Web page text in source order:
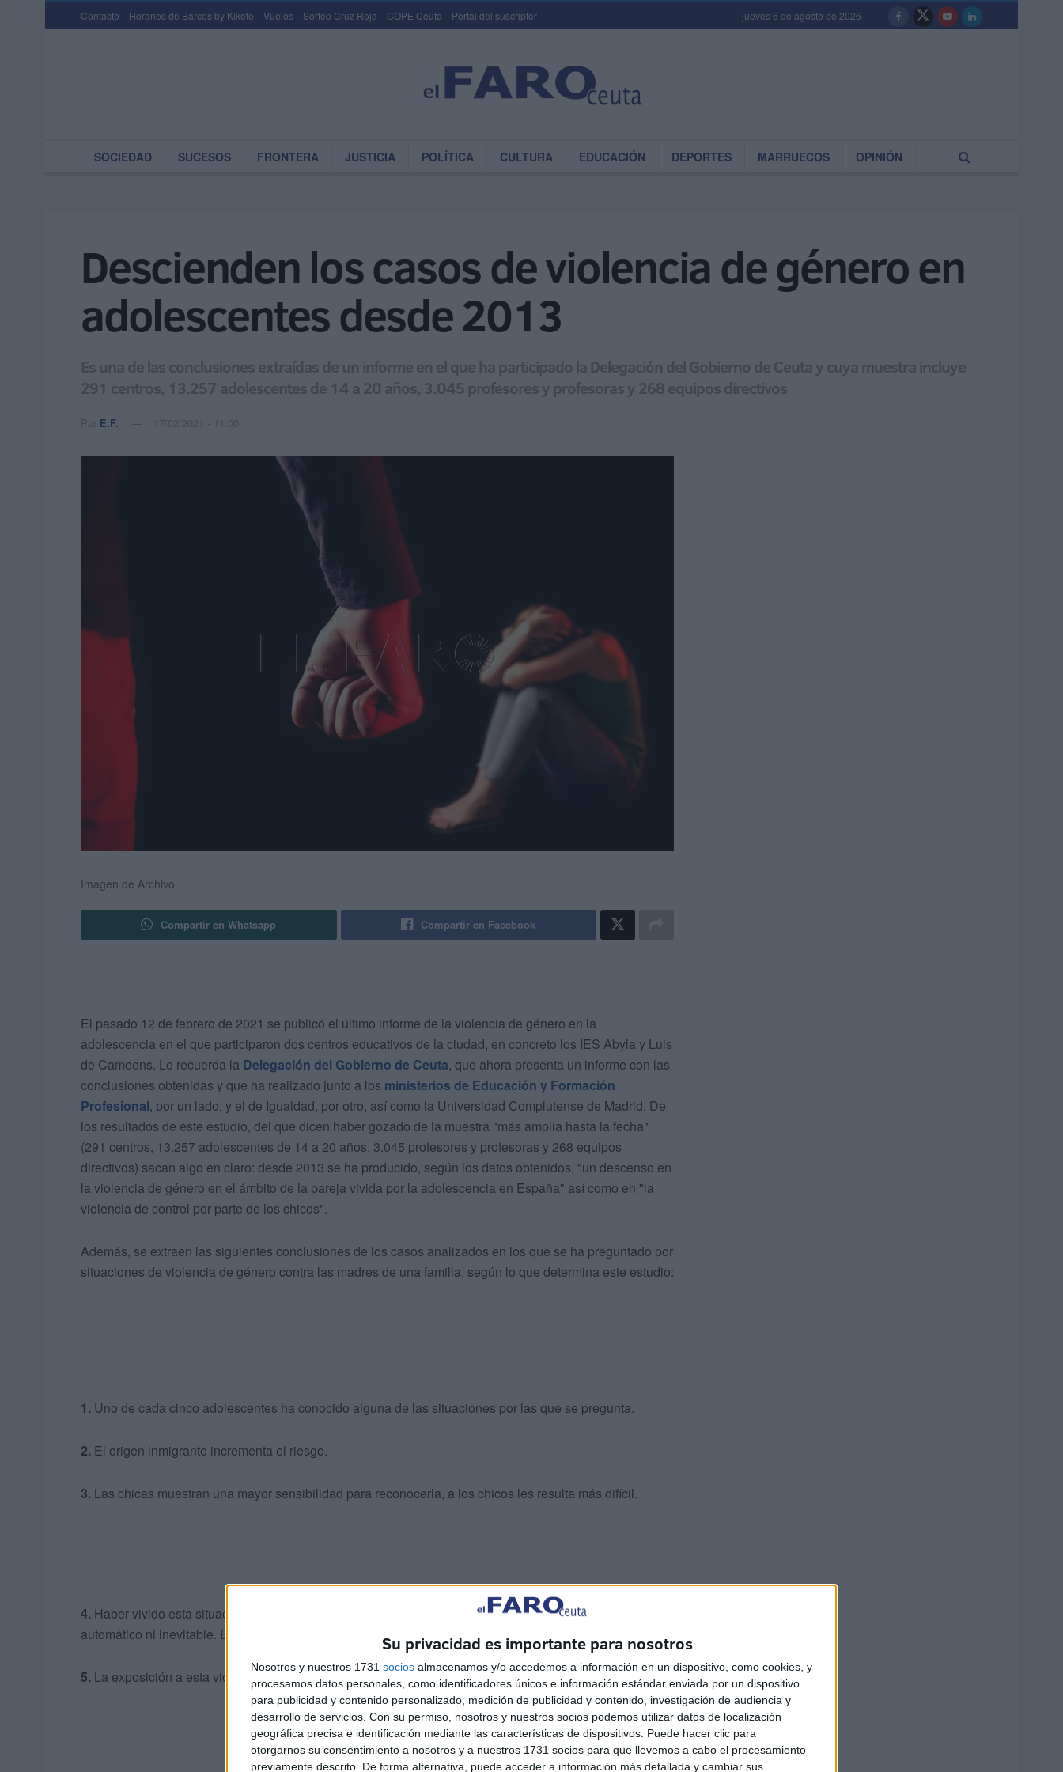
Su privacidad es importante para nosotros
Nosotros y nuestros 1731 socios almacenamos y/o accedemos a información en un dispositivo, como cookies, y
procesamos datos personales, como identificadores únicos e información estándar enviada por un dispositivo
para publicidad y contenido personalizado, medición de publicidad y contenido, investigación de audiencia y
desarrollo de servicios. Con su permiso, nosotros y nuestros socios podemos utilizar datos de localización
geográfica precisa e identificación mediante las características de dispositivos. Puede hacer clic para
otorgarnos su consentimiento a nosotros y a nuestros 1731 socios para que llevemos a cabo el procesamiento
previamente descrito. De forma alternativa, puede acceder a información más detallada y cambiar sus
Contacto Horarios de Barcos by Kikoto Vuelos Sorteo Cruz Roja COPE Ceuta Portal del suscriptor jueves 6 de agosto de 2026
SOCIEDAD SUCESOS FRONTERA JUSTICIA POLÍTICA CULTURA EDUCACIÓN DEPORTES MARRUECOS OPINIÓN
Descienden los casos de violencia de género en
adolescentes desde 2013
Es una de las conclusiones extraídas de un informe en el que ha participado la Delegación del Gobierno de Ceuta y cuya muestra incluye
291 centros, 13.257 adolescentes de 14 a 20 años, 3.045 profesores y profesoras y 268 equipos directivos
Por E.F. 17/02/2021 - 11:00
Imagen de Archivo
Compartir en Whatsapp Compartir en Facebook
El pasado 12 de febrero de 2021 se publicó el último informe de la violencia de género en la
adolescencia en el que participaron dos centros educativos de la ciudad, en concreto los IES Abyla y Luis
de Camoens. Lo recuerda la Delegación del Gobierno de Ceuta, que ahora presenta un informe con las
conclusiones obtenidas y que ha realizado junto a los ministerios de Educación y Formación
Profesional, por un lado, y el de Igualdad, por otro, así como la Universidad Complutense de Madrid. De
los resultados de este estudio, del que dicen haber gozado de la muestra "más amplia hasta la fecha"
(291 centros, 13.257 adolescentes de 14 a 20 años, 3.045 profesores y profesoras y 268 equipos
directivos) sacan algo en claro: desde 2013 se ha producido, según los datos obtenidos, "un descenso en
la violencia de género en el ámbito de la pareja vivida por la adolescencia en España" así como en "la
violencia de control por parte de los chicos".
Además, se extraen las siguientes conclusiones de los casos analizados en los que se ha preguntado por
situaciones de violencia de género contra las madres de una familia, según lo que determina este estudio:
1. Uno de cada cinco adolescentes ha conocido alguna de las situaciones por las que se pregunta.
2. El origen inmigrante incrementa el riesgo.
3. Las chicas muestran una mayor sensibilidad para reconocerla, a los chicos les resulta más difícil.
4. Haber vivido esta situación incrementa el riesgo de vivir violencia de género en la pareja, aunque no es
automático ni inevitable. Encontramos que la mayoría rompe con la violencia.
5. La exposición a esta violencia incrementa el riesgo de dichos problemas, no los determina.